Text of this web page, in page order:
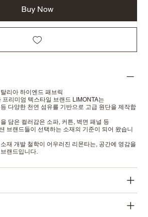
Buy Now
리아 하이엔드 패브릭
리미엄 텍스타일 브랜드 LIMONTA는
다양한 천연 섬유를 기반으로 고급 원단을 제작합
담은 컬러감은 소파, 커튼, 벽면 패널 등
브랜드들이 선택하는 소재의 기준이 되어 왔습니
재 개발 철학이 어우러진 리몬타는, 공간에 영감을
랜드입니다.